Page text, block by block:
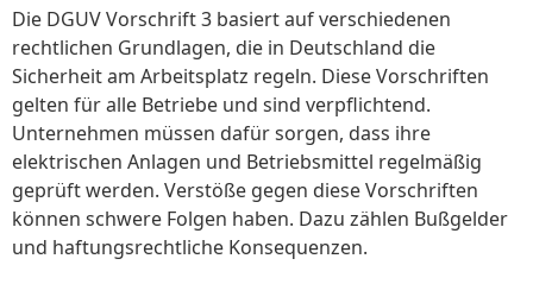
Die DGUV Vorschrift 3 basiert auf verschiedenen
rechtlichen Grundlagen, die in Deutschland die
Sicherheit am Arbeitsplatz regeln. Diese Vorschriften
gelten für alle Betriebe und sind verpflichtend.
Unternehmen müssen dafür sorgen, dass ihre
elektrischen Anlagen und Betriebsmittel regelmäßig
geprüft werden. Verstöße gegen diese Vorschriften
können schwere Folgen haben. Dazu zählen Bußgelder
und haftungsrechtliche Konsequenzen.